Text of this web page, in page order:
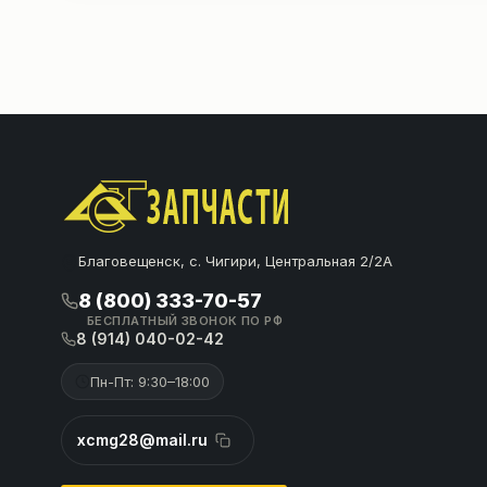
Благовещенск, с. Чигири, Центральная 2/2А
8 (800) 333-70-57
БЕСПЛАТНЫЙ ЗВОНОК ПО РФ
8 (914) 040-02-42
Пн-Пт: 9:30–18:00
xcmg28@mail.ru